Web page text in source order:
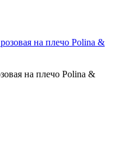
на плечо Polina &